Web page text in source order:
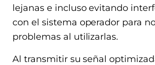
lejanas e incluso evitando
con el sistema operador para
problemas al utilizarlas.
Al transmitir su señal